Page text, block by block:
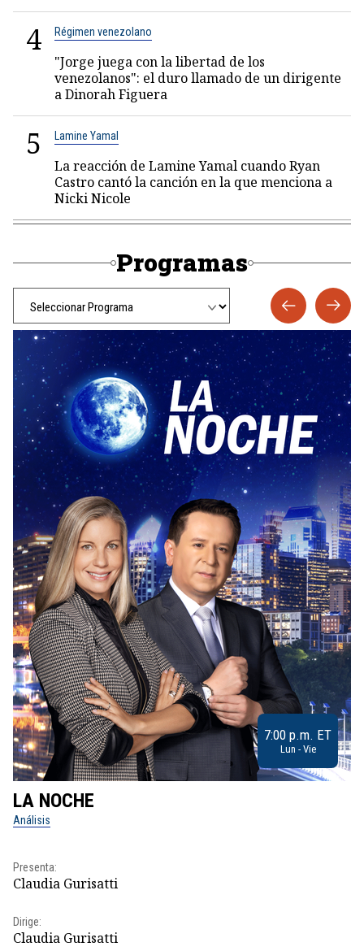
4 Régimen venezolano
"Jorge juega con la libertad de los
venezolanos": el duro llamado de un dirigente
a Dinorah Figuera
5 Lamine Yamal
La reacción de Lamine Yamal cuando Ryan
Castro cantó la canción en la que menciona a
Nicki Nicole
Programas
7:00 p.m. ET
Lun - Vie
LA NOCHE
Análisis
Presenta:
Claudia Gurisatti
Dirige:
Claudia Gurisatti